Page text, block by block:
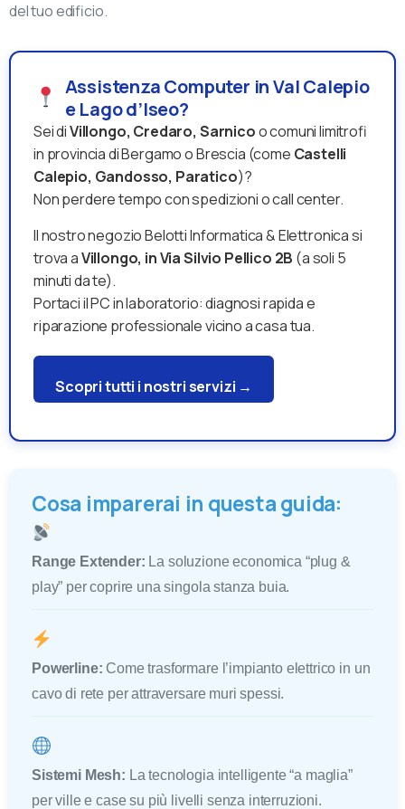
del tuo edificio.
Assistenza Computer in Val Calepio
e Lago d’Iseo?
Sei diVillongo, Credaro, Sarnicoo comuni limitrofi
in provincia di Bergamo o Brescia (come Castelli
Calepio, Gandosso, Paratico)?
Non perdere tempo con spedizioni o call center.
Il nostro negozio Belotti Informatica & Elettronica si
trova aVillongo, in Via Silvio Pellico 2B (a soli 5
minuti da te).
Portaci il PC in laboratorio: diagnosi rapida e
riparazione professionale vicino a casa tua.
Scopri tutti i nostri servizi →
Cosa imparerai in questa guida:
Range Extender: La soluzione economica “plug &
play” per coprire una singola stanza buia.
Powerline: Come trasformare l’impianto elettrico in un
cavo di rete per attraversare muri spessi.
Sistemi Mesh: La tecnologia intelligente “a maglia”
per ville e case su più livelli senza interruzioni.